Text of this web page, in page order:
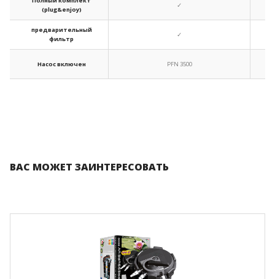
(plug&enjoy)
предварительный
фильтр
Насос включен
✓
✓
PFN 3500
ВАС МОЖЕТ ЗАИНТЕРЕСОВАТЬ